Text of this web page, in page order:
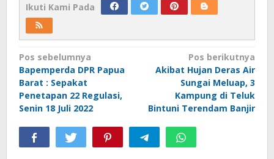
Ikuti Kami Pada
Navigasi
pos
Pos sebelumnya
Bapemperda DPR Papua
Barat : Sepakat
Penetapan 22 Regulasi,
Senin 18 Juli 2022
Pos berikutnya
Akibat Hujan Deras Air
Sungai Meluap, 3
Kampung di Teluk
Bintuni Terendam Banjir